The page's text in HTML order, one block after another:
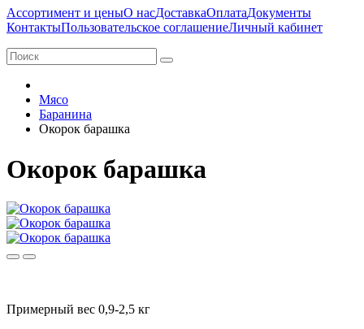
Ассортимент и ценыО насДоставкаОплатаДокументы
КонтактыПользовательское соглашениеЛичный кабинет
Мясо
Баранина
Окорок барашка
Окорок барашка
Примерный вес 0,9-2,5 кг